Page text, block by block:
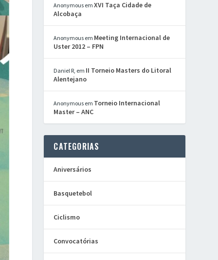
Anonymous emXVI Taça Cidade de
Alcobaça
Anonymous em Meeting Internacional de
Uster 2012 – FPN
Daniel R, em II Torneio Masters do Litoral
Alentejano
Anonymous em Torneio Internacional
Master – ANC
CATEGORIAS
Aniversários
Basquetebol
Ciclismo
Convocatórias